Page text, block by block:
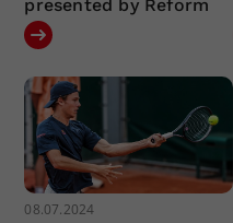
presented by Reform
08.07.2024